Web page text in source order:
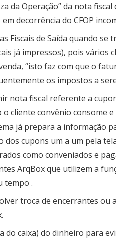
da Operação” da nota fiscal
decorrência do CFOP
Fiscais de Saída quando se
já impressos), pois vários
“isto faz com que o
os impostos a
nota fiscal referente a
cliente convênio consome
já prepara a informação
cupons um a um pela
como conveniados e
ArqBox que utilizem a
tempo .
troca de encerrantes
caixa) do dinheiro para